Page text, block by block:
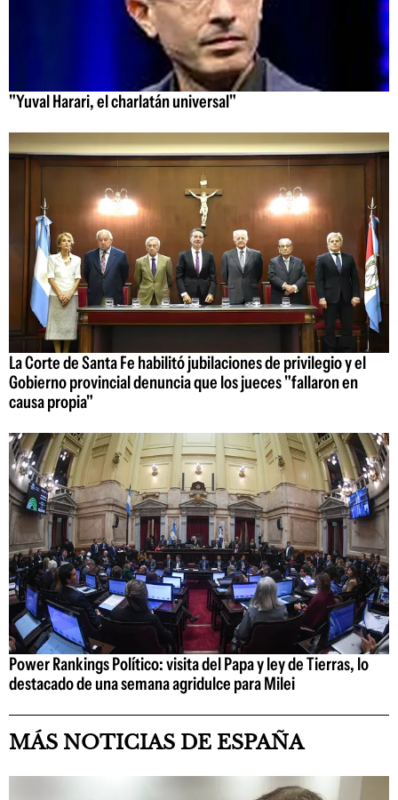
"Yuval Harari, el charlatán universal"
La Corte de Santa Fe habilitó jubilaciones de privilegio y el
Gobierno provincial denuncia que los jueces "fallaron en
causa propia"
Power Rankings Político: visita del Papa y ley de Tierras, lo
destacado de una semana agridulce para Milei
MÁS NOTICIAS DE ESPAÑA